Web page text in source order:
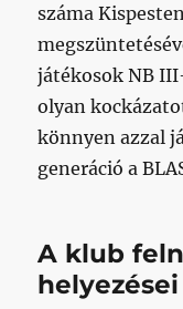
száma
játékosok NB
olyan
könnyen azzal
generáció a
A klub
helyezései